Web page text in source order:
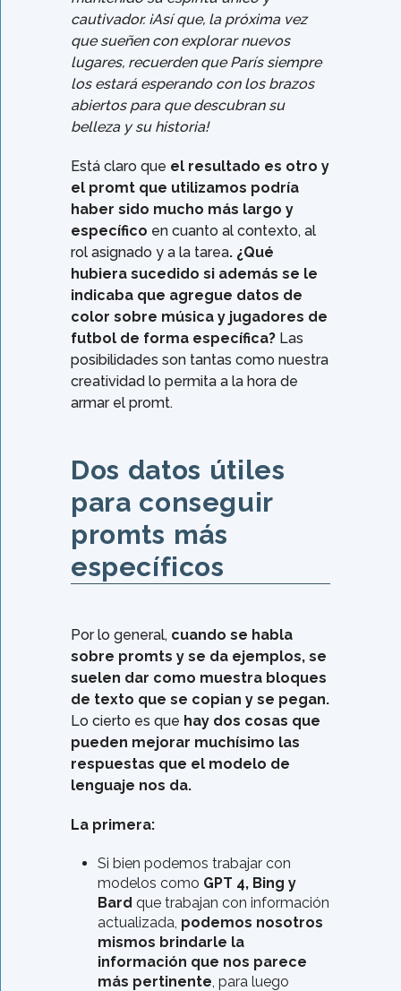
cautivador. ¡Así que, la próxima vez
que sueñen con explorar nuevos
lugares, recuerden que París siempre
los estará esperando con los brazos
abiertos para que descubran su
belleza y su historia!
Está claro que el resultado es otro y
el promt que utilizamos podría
haber sido mucho más largo y
específico en cuanto al contexto, al
rol asignado y a la tarea. ¿Qué
hubiera sucedido si además se le
indicaba que agregue datos de
color sobre música y jugadores de
futbol de forma específica? Las
posibilidades son tantas como nuestra
creatividad lo permita a la hora de
armar el promt.
Dos datos útiles
para conseguir
promts más
específicos
Por lo general, cuando se habla
sobre promts y se da ejemplos, se
suelen dar como muestra bloques
de texto que se copian y se pegan.
Lo cierto es que hay dos cosas que
pueden mejorar muchísimo las
respuestas que el modelo de
lenguaje nos da.
La primera:
Si bien podemos trabajar con
modelos como GPT 4, Bing y
Bard que trabajan con información
actualizada, podemos nosotros
mismos brindarle la
información que nos parece
más pertinente, para luego